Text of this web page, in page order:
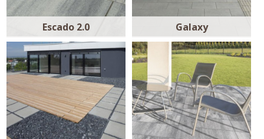
Escado 2.0 Galaxy